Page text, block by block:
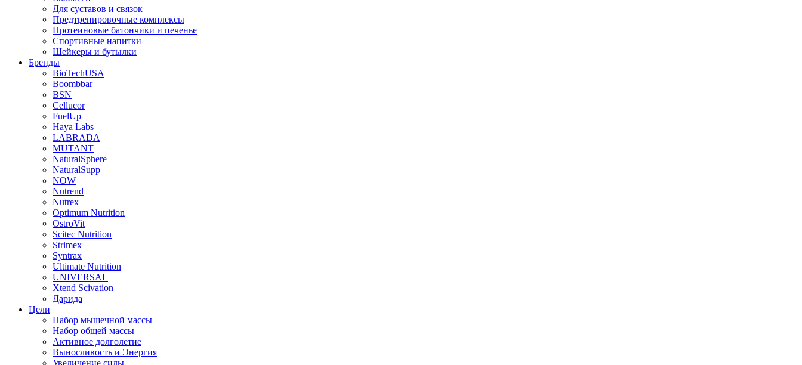
Для суставов и связок
Предтренировочные комплексы
Протеиновые батончики и печенье
Спортивные напитки
Шейкеры и бутылки
Бренды
BioTechUSA
Boombbar
BSN
Cellucor
FuelUp
Haya Labs
LABRADA
MUTANT
NaturalSphere
NaturalSupp
NOW
Nutrend
Nutrex
Optimum Nutrition
OstroVit
Scitec Nutrition
Strimex
Syntrax
Ultimate Nutrition
UNIVERSAL
Xtend Scivation
Дарида
Цели
Набор мышечной массы
Набор общей массы
Активное долголетие
Выносливость и Энергия
Увеличение силы